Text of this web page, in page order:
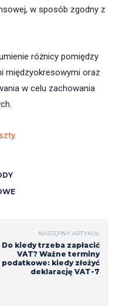
w sposób zgodny z
różnicy pomiędzy
międzyokresowymi oraz
w celu zachowania
.
NASTĘPNY ARTYKUŁ
Do kiedy trzeba zapłacić
VAT? Ważne terminy
podatkowe: kiedy złożyć
deklarację VAT-7